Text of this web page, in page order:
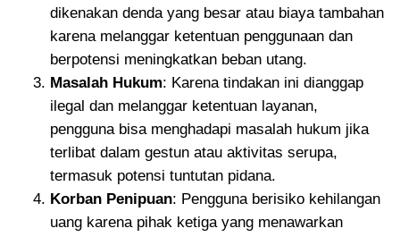
dikenakan denda yang besar atau biaya tambahan
karena melanggar ketentuan penggunaan dan
berpotensi meningkatkan beban utang.
Masalah Hukum: Karena tindakan ini dianggap
ilegal dan melanggar ketentuan layanan,
pengguna bisa menghadapi masalah hukum jika
terlibat dalam gestun atau aktivitas serupa,
termasuk potensi tuntutan pidana.
Korban Penipuan: Pengguna berisiko kehilangan
uang karena pihak ketiga yang menawarkan